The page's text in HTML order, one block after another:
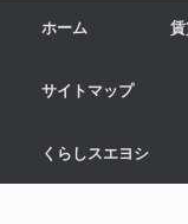
ホーム
サイトマップ
くらしスエヨシ